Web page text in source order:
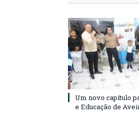
Um novo capítulo
e Educação de